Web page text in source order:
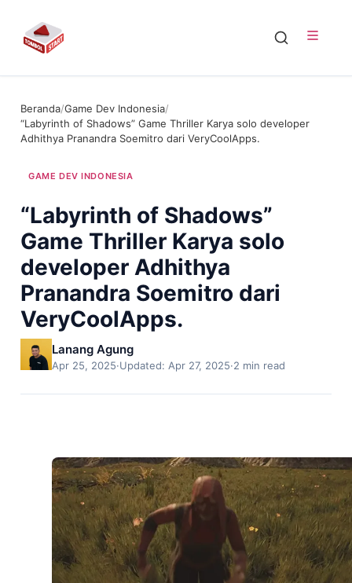
Beranda/Game Dev Indonesia/
“Labyrinth of Shadows” Game Thriller Karya solo developer
Adhithya Pranandra Soemitro dari VeryCoolApps.
GAME DEV INDONESIA
“Labyrinth of Shadows”
Game Thriller Karya solo
developer Adhithya
Pranandra Soemitro dari
VeryCoolApps.
Lanang Agung
Apr 25, 2025·Updated: Apr 27, 2025·2 min read